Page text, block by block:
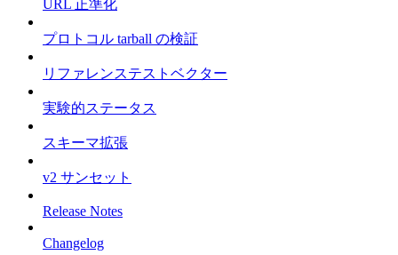
URL 正準化
プロトコル tarball の検証
リファレンステストベクター
実験的ステータス
スキーマ拡張
v2 サンセット
Release Notes
Changelog